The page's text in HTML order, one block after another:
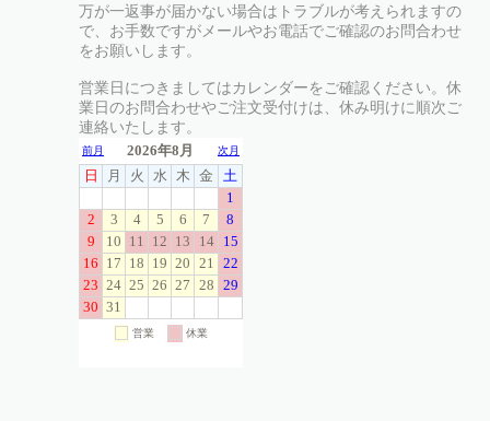
万が一返事が届かない場合はトラブルが考えられますの
で、お手数ですがメールやお電話でご確認のお問合わせ
をお願いします。
営業日につきましてはカレンダーをご確認ください。休
業日のお問合わせやご注文受付けは、休み明けに順次ご
連絡いたします。